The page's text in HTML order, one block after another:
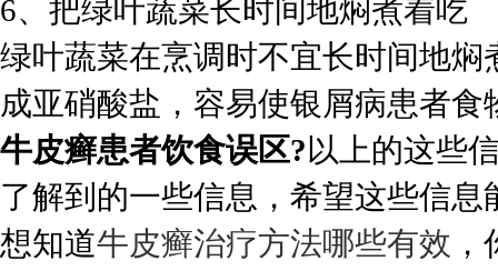
6、把绿叶蔬菜长时间地焖煮着吃
绿叶蔬菜在烹调时不宜长时间地
成亚硝酸盐，容易使银屑病患者食
牛皮癣患者饮食误区? 以上的这些
了解到的一些信息，希望这些信
想知道牛皮癣治疗方法哪些有效